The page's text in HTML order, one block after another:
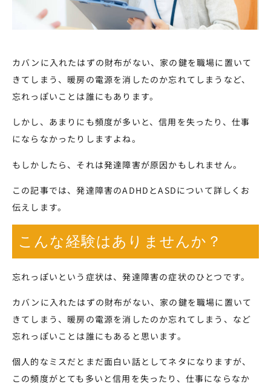
カバンに入れたはずの財布がない、家の鍵を職場に置いて
きてしまう、暖房の電源を消したのか忘れてしまうなど、
忘れっぽいことは誰にもあります。
しかし、あまりにも頻度が多いと、信用を失ったり、仕事
にならなかったりしますよね。
もしかしたら、それは発達障害が原因かもしれません。
この記事では、発達障害のADHDとASDについて詳しくお
伝えします。
こんな経験はありませんか？
忘れっぽいという症状は、発達障害の症状のひとつです。
カバンに入れたはずの財布がない、家の鍵を職場に置いて
きてしまう、暖房の電源を消したのか忘れてしまう、など
忘れっぽいことは誰にもあると思います。
個人的なミスだとまだ面白い話としてネタになりますが、
この頻度がとても多いと信用を失ったり、仕事にならなか